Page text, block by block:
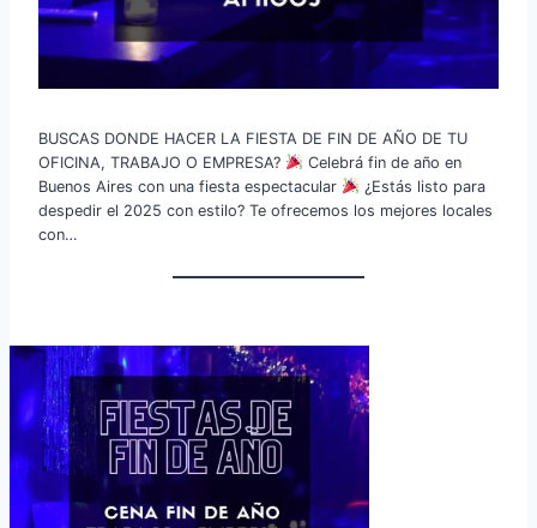
BUSCAS DONDE HACER LA FIESTA DE FIN DE AÑO DE TU
OFICINA, TRABAJO O EMPRESA?
Celebrá fin de año en
Buenos Aires con una fiesta espectacular
¿Estás listo para
despedir el 2025 con estilo? Te ofrecemos los mejores locales
con…